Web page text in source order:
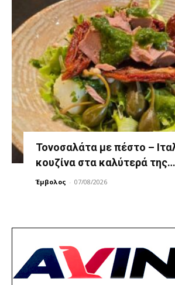
Τονοσαλάτα με πέστο –
κουζίνα στα καλύτερά της…
Έμβολος - 07/08/2026